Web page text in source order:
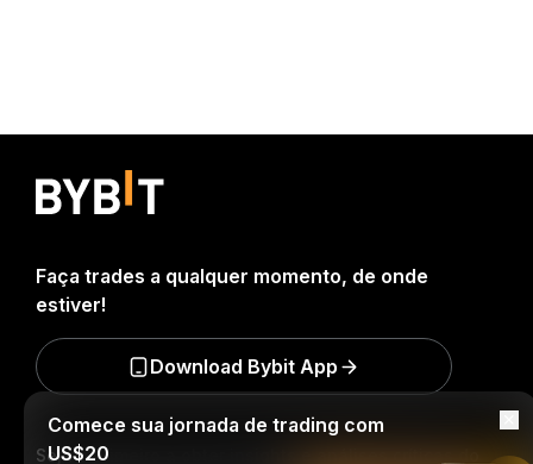
Seja o primeiro a obter insights e análises críticas do
Faça trades a qualquer momento, de onde
estiver!
Download Bybit App
Comece sua jornada de trading com
US$20